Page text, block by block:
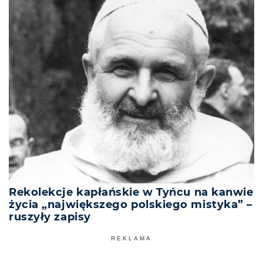
Rekolekcje kapłańskie w Tyńcu na kanwie
życia „największego polskiego mistyka” –
ruszyły zapisy
REKLAMA